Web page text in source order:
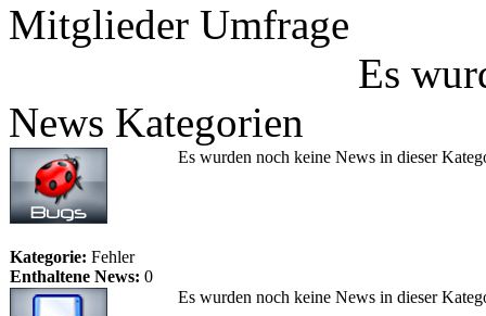
Mitglieder Umfrage
Es
News Kategorien
Kategorie: Fehler
Enthaltene News: 0
Es wurden noch keine News in dieser
Es wurden noch keine News in dieser